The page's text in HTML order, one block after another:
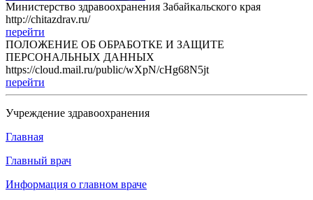
Министерство здравоохранения Забайкальского края
http://chitazdrav.ru/
перейти
ПОЛОЖЕНИЕ ОБ ОБРАБОТКЕ И ЗАЩИТЕ
ПЕРСОНАЛЬНЫХ ДАННЫХ
https://cloud.mail.ru/public/wXpN/cHg68N5jt
перейти
Учреждение здравоохранения
Главная
Главный врач
Информация о главном враче